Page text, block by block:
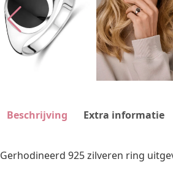
Beschrijving Extra informatie
Gerhodineerd 925 zilveren ring